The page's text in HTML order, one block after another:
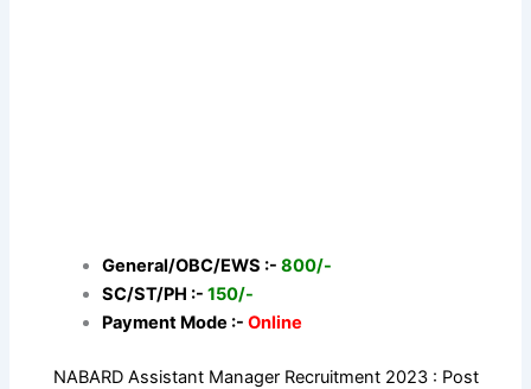
General/OBC/EWS :-800/-
SC/ST/PH :-150/-
Payment Mode :-Online
NABARD Assistant Manager Recruitment 2023 : Post